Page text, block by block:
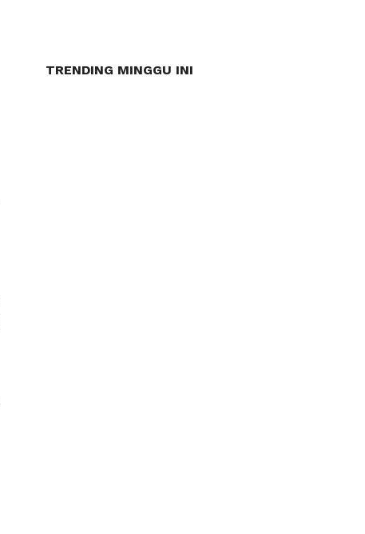
TRENDING MINGGU INI